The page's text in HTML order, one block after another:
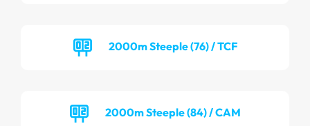
2000m Steeple (76) / TCF
2000m Steeple (84) / CAM